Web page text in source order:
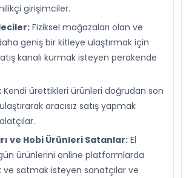
girişimciler.
Fiziksel mağazaları olan ve
geniş bir kitleye ulaştırmak için
kanalı kurmak isteyen perakende
Kendi ürettikleri ürünleri doğrudan son
aracısız satış yapmak
ve Hobi Ürünleri Satanlar: El
ürünlerini online platformlarda
ve satmak isteyen sanatçılar ve